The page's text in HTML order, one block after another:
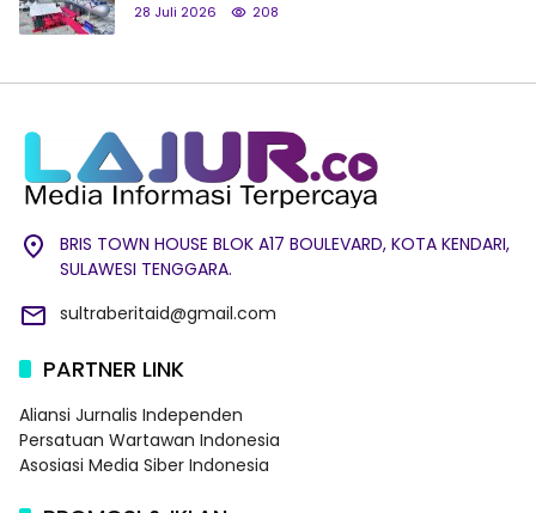
28 Juli 2026 208
BRIS TOWN HOUSE BLOK A17 BOULEVARD, KOTA KENDARI,
SULAWESI TENGGARA.
sultraberitaid@gmail.com
PARTNER LINK
Aliansi Jurnalis Independen
Persatuan Wartawan Indonesia
Asosiasi Media Siber Indonesia